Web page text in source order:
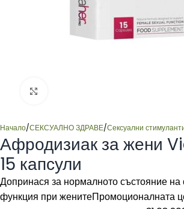
Начало/СЕКСУАЛНО ЗДРАВЕ/Сексуални
Афродизиак за жени
15 капсули
Допринася за нормалното състояние на
функция при женитеПромоционалната